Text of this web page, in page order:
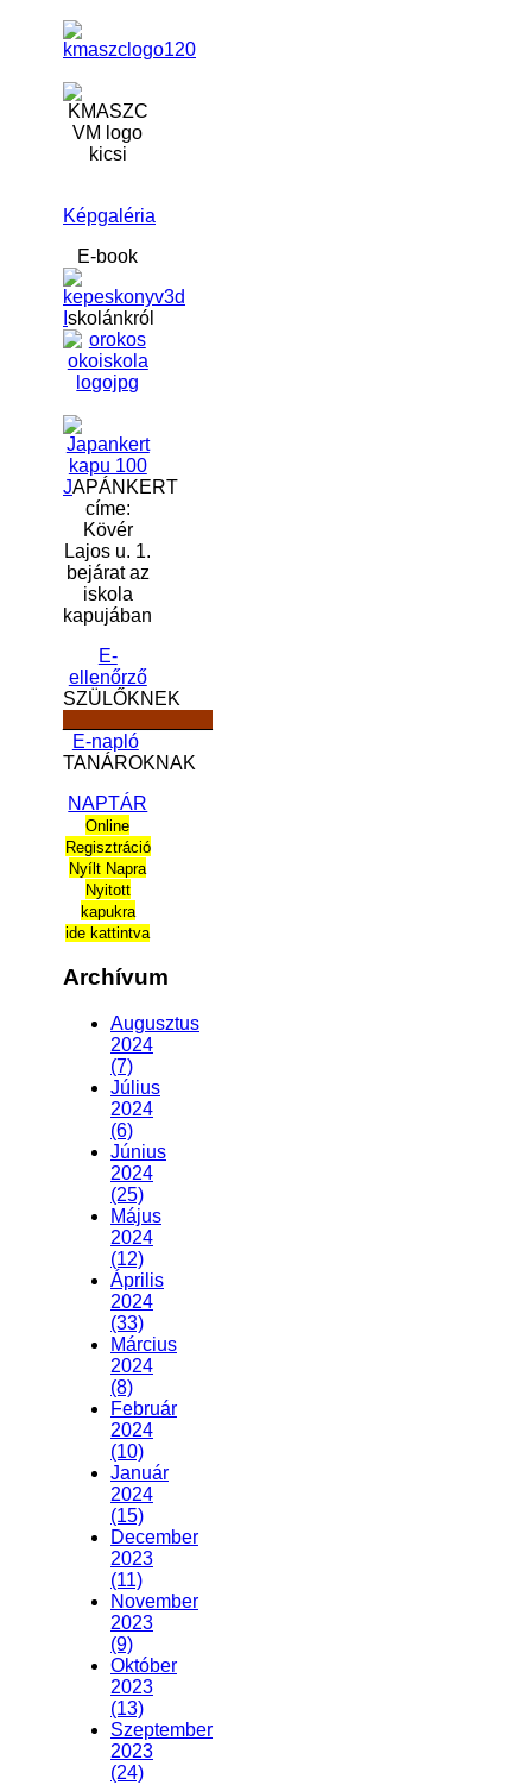
Képgaléria
E-book
skolánkról
JAPÁNKERT
címe:
Kövér
Lajos u. 1.
bejárat az
iskola
kapujában
E-
ellenőrző
SZÜLŐKNEK
E-napló
TANÁROKNAK
NAPTÁR
Online
Regisztráció
Nyílt Napra
Nyitott
kapukra
ide kattintva
Archívum
Augusztus
2024
(7)
Július
2024
(6)
Június
2024
(25)
Május
2024
(12)
Április
2024
(33)
Március
2024
(8)
Február
2024
(10)
Január
2024
(15)
December
2023
(11)
November
2023
(9)
Október
2023
(13)
Szeptember
2023
(24)